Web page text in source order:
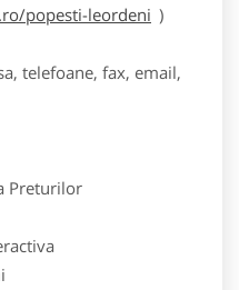
popesti-leordeni )
telefoane, fax, email,
Preturilor